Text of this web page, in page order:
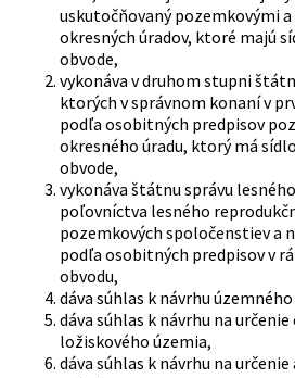
uskutočňovaný pozemkovými
okresných úradov, ktoré majú
obvode,
vykonáva v druhom stupni
ktorých v správnom konaní v
podľa osobitných predpisov
okresného úradu, ktorý má
obvode,
vykonáva štátnu správu
poľovníctva lesného
pozemkových spoločenstiev a
podľa osobitných predpisov v
obvodu,
dáva súhlas k návrhu
dáva súhlas k návrhu na
ložiskového územia,
dáva súhlas k návrhu na